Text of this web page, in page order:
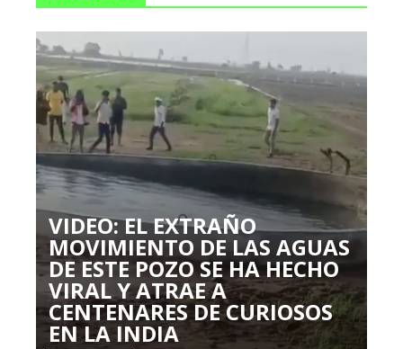
VIDEO: EL EXTRAÑO
MOVIMIENTO DE LAS AGUAS
DE ESTE POZO SE HA HECHO
VIRAL Y ATRAE A
CENTENARES DE CURIOSOS
EN LA INDIA